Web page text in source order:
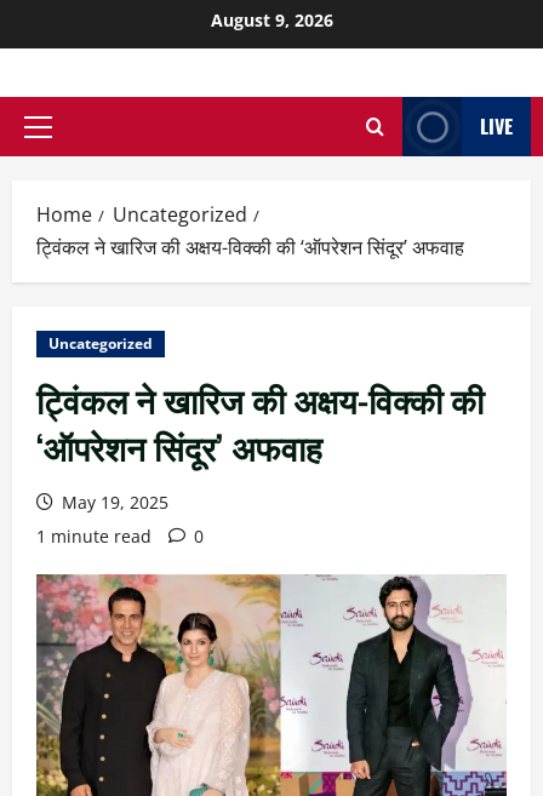
August 9, 2026
LIVE
Home
Uncategorized
ट्विंकल ने खारिज की अक्षय-विक्की की ‘ऑपरेशन सिंदूर’ अफवाह
Uncategorized
ट्विंकल ने खारिज की अक्षय-विक्की की
‘ऑपरेशन सिंदूर’ अफवाह
May 19, 2025
1 minute read
0